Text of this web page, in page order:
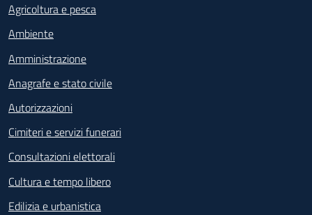
Agricoltura e pesca
Ambiente
Amministrazione
Anagrafe e stato civile
Autorizzazioni
Cimiteri e servizi funerari
Consultazioni elettorali
Cultura e tempo libero
Edilizia e urbanistica